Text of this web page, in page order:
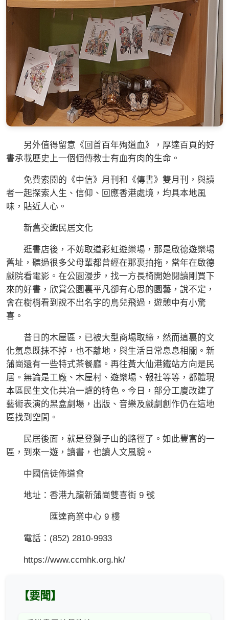
另外值得留意《回首百年殉道血》，厚達百頁的好
書承載歷史上一個個傳教士有血有肉的生命。
免費索閱的《中信》月刊和《傳書》雙月刊，與讀
者一起探索人生、信仰、回應香港處境，均具本地風
味，貼近人心。
新舊交織民居文化
逛書店後，不妨取道彩虹遊樂場，那是啟德遊樂場
舊址，聽過很多父母輩都曾經在那裏拍拖，當年在啟德
戲院看電影。在公園漫步，找一方長椅開始閱讀剛買下
來的好書，欣賞公園裏平凡卻有心思的園藝，說不定，
會在樹梢看到說不出名字的鳥兒飛過，遊憩中有小驚
喜。
昔日的木屋區，已被大型商場取締，然而這裏的文
化氣息既抹不掉，也不離地，與生活日常息息相關。新
蒲崗還有一些特式茶餐廳。再往黃大仙港鐵站方向是民
居。無論是工廠、木屋村、遊樂場、報社等等，都體現
本區民生文化共冶一爐的特色。今日，部分工廈改建了
藝術表演的黑盒劇場，出版、音樂及戲劇創作仍在這地
區找到空間。
民居後面，就是登獅子山的路徑了。如此豐富的一
區，到來一遊，讀書，也讀人文風貌。
中國信徒佈道會
地址：香港九龍新蒲崗雙喜街 9 號
匯達商業中心 9 樓
電話：(852) 2810-9933
https://www.ccmhk.org.hk/
【要聞】